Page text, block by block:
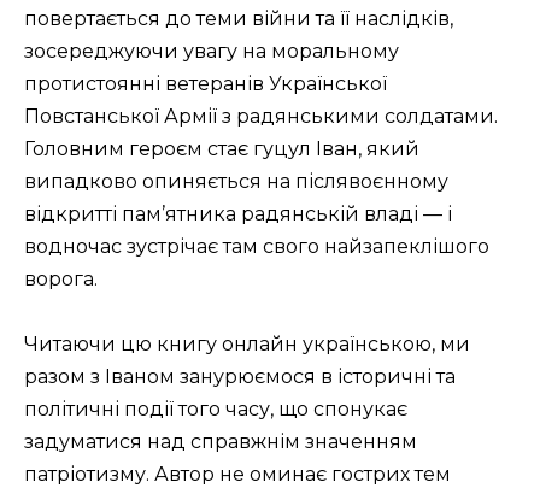
повертається до теми війни та її наслідків,
зосереджуючи увагу на моральному
протистоянні ветеранів Української
Повстанської Армії з радянськими солдатами.
Головним героєм стає гуцул Іван, який
випадково опиняється на післявоєнному
відкритті пам’ятника радянській владі — і
водночас зустрічає там свого найзапеклішого
ворога.
Читаючи цю книгу онлайн українською, ми
разом з Іваном занурюємося в історичні та
політичні події того часу, що спонукає
задуматися над справжнім значенням
патріотизму. Автор не оминає гострих тем